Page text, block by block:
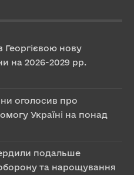
Георгієвою нову
на 2026-2029 рр.
оголосив про
Україні на понад
подальше
та нарощування